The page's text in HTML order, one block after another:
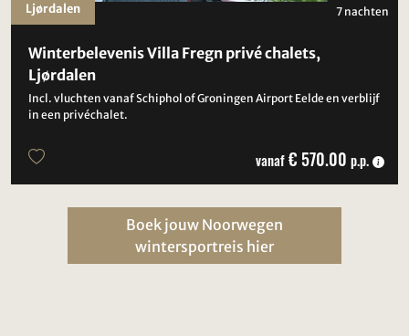
Winterbelevenis Villa Fregn privé chalets,
Ljørdalen
Incl. vluchten vanaf Schiphol of Groningen Airport Eelde en verblijf
in een privéchalet.
7 nachten
vanaf€ 570.00 p.p.
Ljørdalen
Boek jouw Noorwegen
wintersportreis hier